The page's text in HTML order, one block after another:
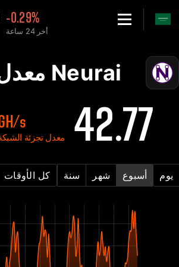
-0.29%
أخر 24 ساعة
أفضل XNA Neurai الرسم البياني لمعدل تجزئة الشبكة - 2Miners
Neurai معدل التجزئة
42.77
s
معدل تجزئة
يوم أسبوع شهر سنة كل الأوقات